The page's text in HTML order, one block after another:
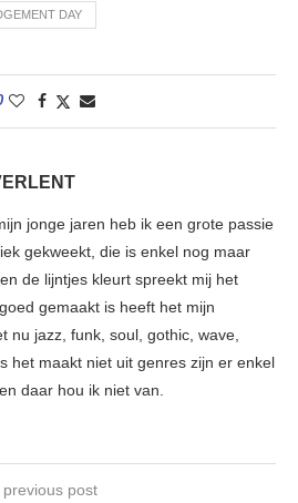
DAY
jonge jaren heb ik een grote passie
gekweekt, die is enkel nog maar
de lijntjes kleurt spreekt mij het
gemaakt is heeft het mijn
nu jazz, funk, soul, gothic, wave,
het maakt niet uit genres zijn er enkel
daar hou ik niet van.
previous post